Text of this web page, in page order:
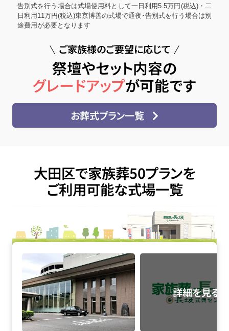
告別式を行う場合は式場使用料として一日利用5.5万円(税込)・二
日利用11万円(税込)東京博善の式場で通夜･告別式を行う場合は別
途費用が必要となります
ご家族様のご要望に応じて
祭壇やセット内容の
グレードアップが可能です
お葬式プラン一覧
大田区で家族葬50プランを
ご利用可能な式場一覧
臨海斎場の詳細へ